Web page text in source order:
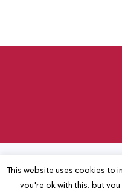
This website uses cookies to
you're ok with this, but